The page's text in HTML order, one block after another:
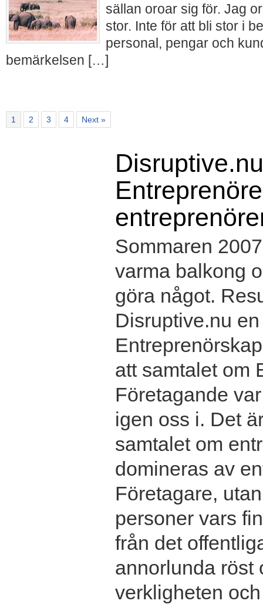
sällan oroar sig för. Jag
stor. Inte för att bli stor i
personal, pengar och
bemärkelsen […]
1 2 3 4 Next »
Sommaren
varma balkong
göra något.
Disruptive.nu
att samtalet om
Företagande
igen oss i. Det
samtalet om
domineras av
Företagare,
personer vars
från det
annorlunda röst
verkligheten